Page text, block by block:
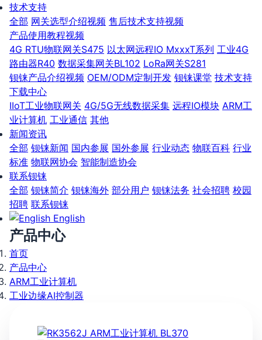
技术支持
全部 网关选型介绍视频 售后技术支持视频
产品使用教程视频
4G RTU物联网关S475 以太网远程IO MxxxT系列 工业4G
路由器R40 数据采集网关BL102 LoRa网关S281
钡铼产品介绍视频 OEM/ODM定制开发 钡铼课堂 技术支持
下载中心
IIoT工业物联网关 4G/5G无线数据采集 远程IO模块 ARM工
业计算机 工业通信 其他
新闻资讯
全部 钡铼新闻 国内参展 国外参展 行业动态 物联百科 行业
标准 物联网协会 智能制造协会
联系钡铼
全部 钡铼简介 钡铼海外 部分用户 钡铼法务 社会招聘 校园
招聘 联系钡铼
English
产品中心
首页
产品中心
ARM工业计算机
工业边缘AI控制器